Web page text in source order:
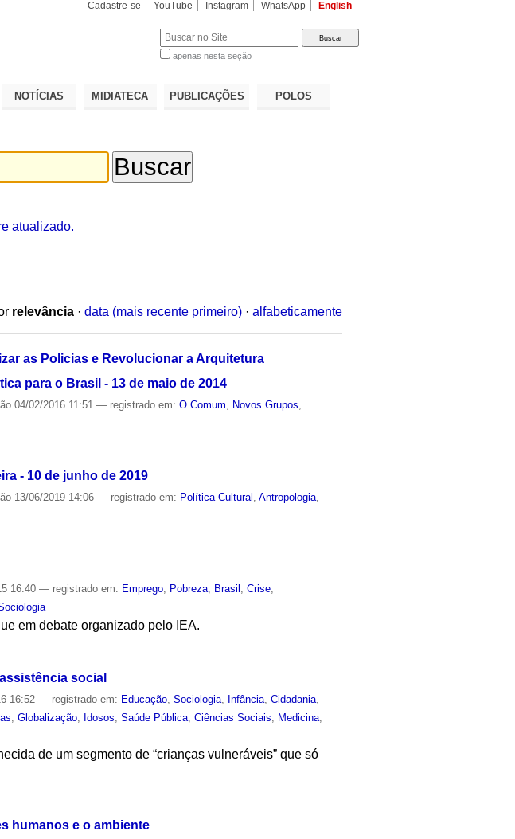
Cadastre-se YouTube Instagram WhatsApp English
apenas nesta seção
NOTÍCIAS MIDIATECA PUBLICAÇÕES POLOS
atualizado.
relevância · data (mais recente primeiro) · alfabeticamente
as Policias e Revolucionar a Arquitetura
para o Brasil - 13 de maio de 2014
04/02/2016 11:51— registrado em:O Comum Novos Grupos
- 10 de junho de 2019
13/06/2019 14:06— registrado em: Política Cultural ,Antropologia
16:40— registrado em: Emprego, Pobreza, Brasil ,Crise,
em debate organizado pelo IEA.
social
16:52— registrado em: Educação,Sociologia, Infância,Cidadania,
,Globalização, Idosos,Saúde Pública,Ciências Sociais, Medicina,
de um segmento de “crianças vulneráveis” que só
humanos e o ambiente